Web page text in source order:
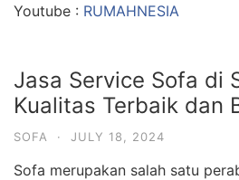
Youtube : RUMAHNESIA
Jasa Service Sofa di
Kualitas Terbaik dan
SOFA · JULY 18, 2024
Sofa merupakan salah satu